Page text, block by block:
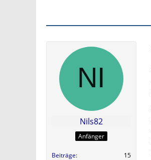
Nils82
Anfänger
Beiträge
15